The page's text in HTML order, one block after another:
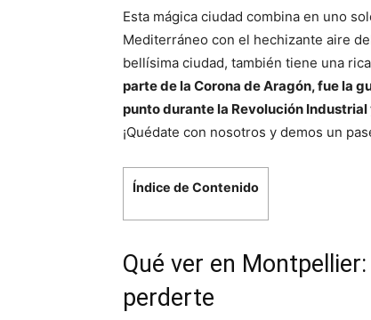
Esta mágica ciudad combina en uno
Mediterráneo con el hechizante aire
bellísima ciudad, también tiene una
parte de la Corona de Aragón, fue la
punto durante la Revolución
¡Quédate con nosotros y demos un
Índice de Contenido
Qué ver en
perderte